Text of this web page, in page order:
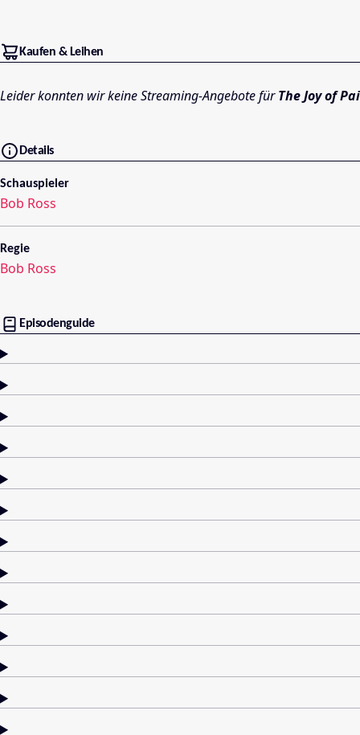
Kaufen & Leihen
Leider konnten wir keine Streaming-Angebote fürThe Joy of
Details
Schauspieler
Bob Ross
Regie
Bob Ross
Episodenguide